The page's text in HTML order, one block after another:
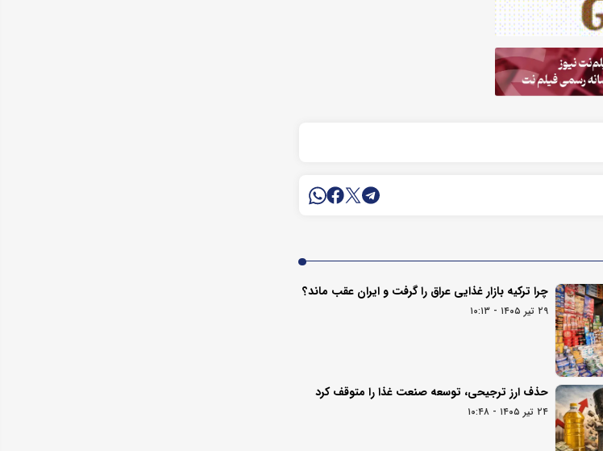
چرا ترکیه بازار غذایی عراق را گرفت و ایران عقب ماند؟
۲۹ تیر ۱۴۰۵ - ۱۰:۱۳
حذف ارز ترجیحی، توسعه صنعت غذا را متوقف کرد
۲۴ تیر ۱۴۰۵ - ۱۰:۴۸